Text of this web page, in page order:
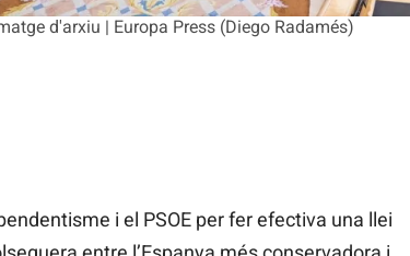
d'arxiu | Europa Press (Diego Radamés)
i el PSOE per fer efectiva una llei